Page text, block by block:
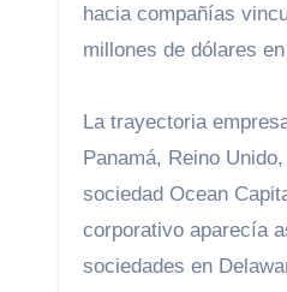
hacia compañías
millones de dólares
La trayectoria
Panamá, Reino
sociedad Ocean
corporativo aparecía
sociedades en